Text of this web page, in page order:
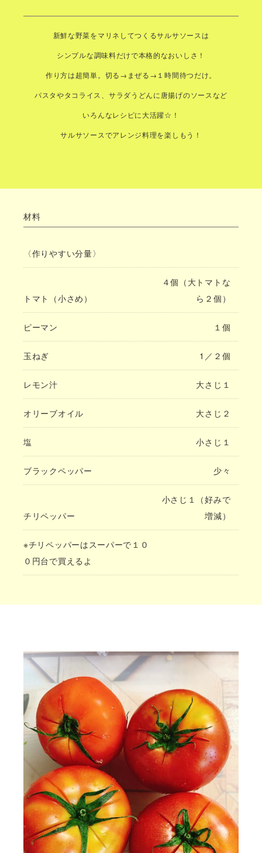
新鮮な野菜をマリネしてつくるサルサソースは
シンプルな調味料だけで本格的なおいしさ！
作り方は超簡単。切る→まぜる→１時間待つだけ。
パスタやタコライス、サラダうどんに唐揚げのソースなど
いろんなレシピに大活躍☆！
サルサソースでアレンジ料理を楽しもう！
材料
〈作りやすい分量〉
トマト（小さめ）
４個（大トマトな
ら２個）
ピーマン １個
玉ねぎ 1／２個
レモン汁 大さじ１
オリーブオイル 大さじ２
塩 小さじ１
ブラックペッパー 少々
チリペッパー
小さじ１（好みで
増減）
※チリペッパーはスーパーで１０
０円台で買えるよ